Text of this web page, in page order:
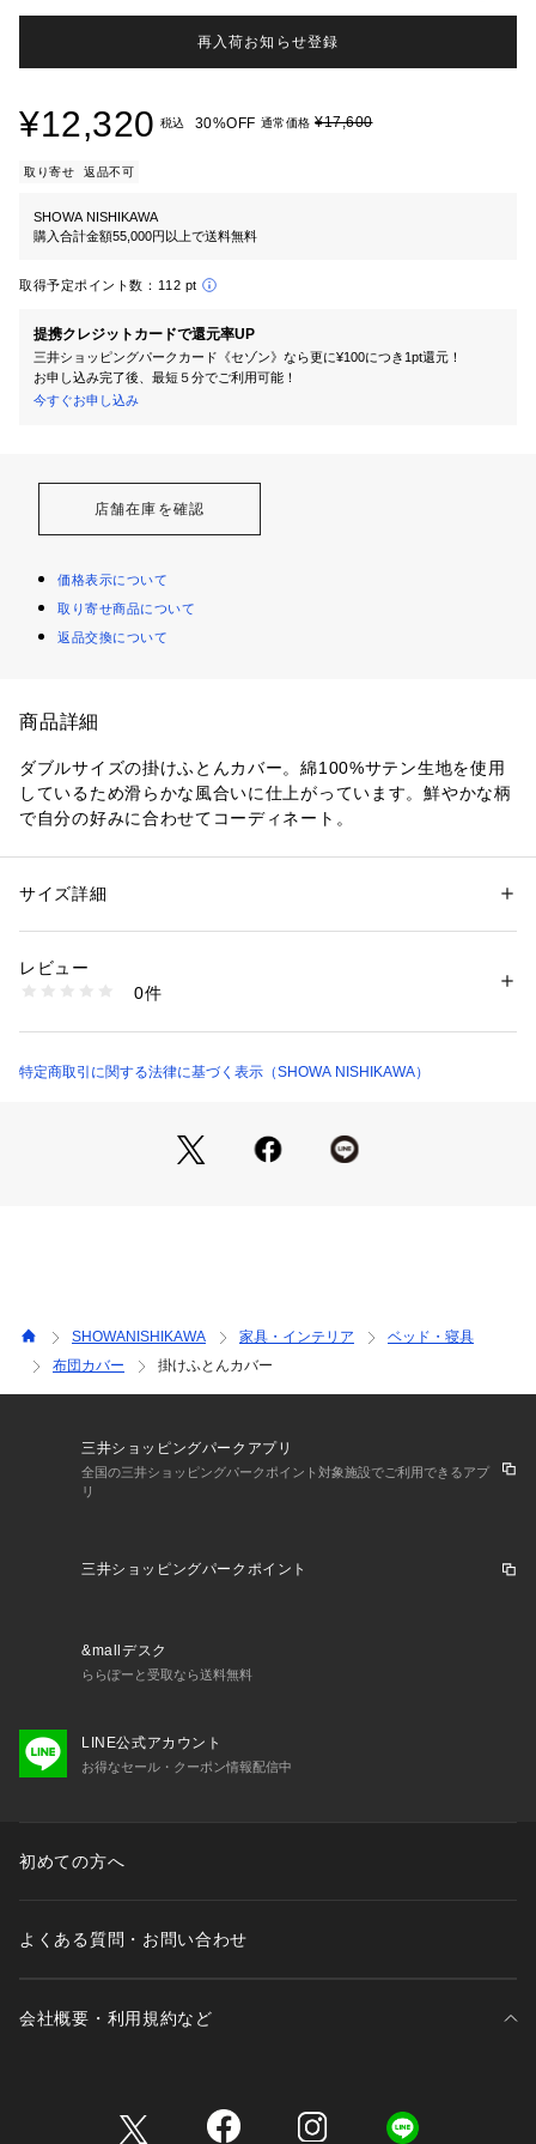
再入荷お知らせ登録
¥12,320 税込 30%OFF 通常価格 ¥17,600
取り寄せ 返品不可
SHOWA NISHIKAWA
購入合計金額55,000円以上で送料無料
取得予定ポイント数： 112 pt
提携クレジットカードで還元率UP
三井ショッピングパークカード《セゾン》なら更に¥100につき1pt還元！
お申し込み完了後、最短５分でご利用可能！
今すぐお申し込み
店舗在庫を確認
価格表示について
取り寄せ商品について
返品交換について
商品詳細
ダブルサイズの掛けふとんカバー。綿100%サテン生地を使用
しているため滑らかな風合いに仕上がっています。鮮やかな柄
で自分の好みに合わせてコーディネート。
性別：レディース
素材：綿100%
商品番号：
2240176321 （ショップ）
サイズ詳細
レビュー
0件
特定商取引に関する法律に基づく表示（SHOWA NISHIKAWA）
SHOWANISHIKAWA 家具・インテリア
ベッド・寝具
布団カバー
掛けふとんカバー
三井ショッピングパークアプリ
全国の三井ショッピングパークポイント対象施設でご利用できるアプ
リ
三井ショッピングパークポイント
&mallデスク
ららぽーと受取なら送料無料
LINE公式アカウント
お得なセール・クーポン情報配信中
初めての方へ
よくある質問・お問い合わせ
会社概要・利用規約など